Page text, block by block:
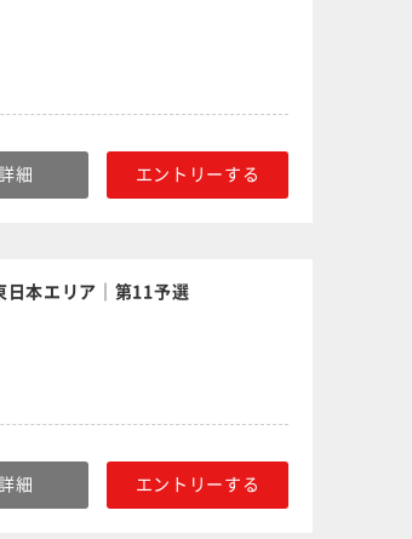
細 エントリーする
日本エリア｜第11予選
細 エントリーする